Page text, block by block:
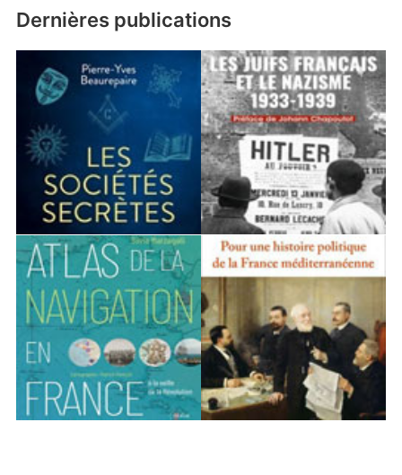
Dernières publications